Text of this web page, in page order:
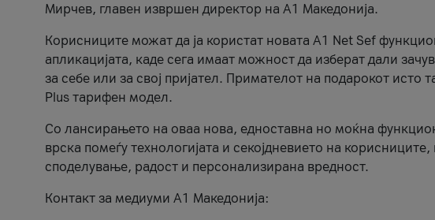
Мирчев, главен извршен директор на А1 Македонија.
Корисниците можат да ја користат новата А1 Net Sef
апликацијата, каде сега имаат можност да изберат дали
за себе или за свој пријател. Примателот на подарокот
Plus тарифен модел.
Со лансирањето на оваа нова, едноставна но моќна
врска помеѓу технологијата и секојдневието на
споделување, радост и персонализирана вредност.
Контакт за медиуми А1 Македонија: